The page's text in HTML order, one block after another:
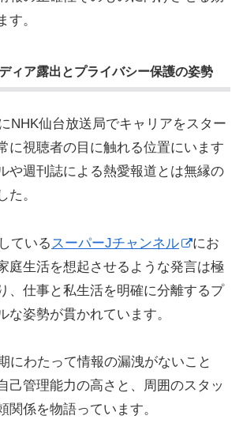
す。
ィア露出とプライバシー保護の姿勢
NHK仙台放送局でキャリアをスター
に視聴者の目に触れる位置にいます
や週刊誌による熱愛報道とは無縁の
た。
ているスーパーJチャンネル
にお
庭生活を想起させるような発言は極
、仕事と私生活を明確に分離するプ
な姿勢が貫かれています。
にわたって情報の漏洩がないこと
己管理能力の高さと、周囲のスタッ
関係を物語っています。